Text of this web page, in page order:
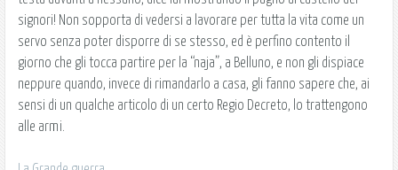
signori! Non sopporta di vedersi a lavorare per tutta la vita come un
servo senza poter disporre di se stesso, ed è perfino contento il
giorno che gli tocca partire per la “naja”, a Belluno, e non gli dispiace
neppure quando, invece di rimandarlo a casa, gli fanno sapere che, ai
sensi di un qualche articolo di un certo Regio Decreto, lo trattengono
alle armi.